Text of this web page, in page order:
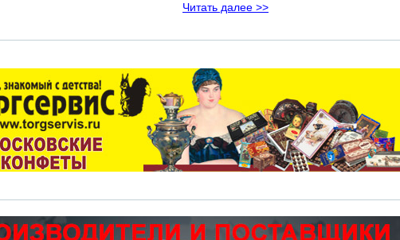
Читать далее >>